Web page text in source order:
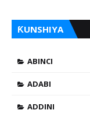
ƘUNSHIYA
ABINCI
ADABI
ADDINI